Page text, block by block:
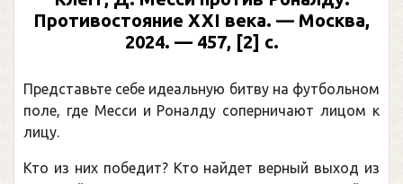
Противостояние XXI века. — Москва,
2024. — 457, [2] с.
Представьте себе идеальную битву на футбольном
поле, где Месси и Роналду соперничают лицом к
лицу.
Кто из них победит? Кто найдет верный выход из